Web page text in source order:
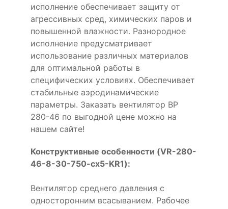
исполнение обеспечивает защиту от
агрессивных сред, химических паров и
повышенной влажности. Разнородное
исполнение предусматривает
использование различных материалов
для оптимальной работы в
специфических условиях. Обеспечивает
стабильные аэродинамические
параметры. Заказать вентилятор ВР
280-46 по выгодной цене можно на
нашем сайте!
Конструктивные особенности (VR-280-
46-8-30-750-cx5-KR1):
Вентилятор среднего давления с
односторонним всасыванием. Рабочее